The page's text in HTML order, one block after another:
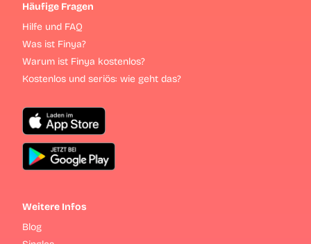
Häufige Fragen
Hilfe und FAQ
Was ist Finya?
Warum ist Finya kostenlos?
Kostenlos und seriös: wie geht das?
Weitere Infos
Blog